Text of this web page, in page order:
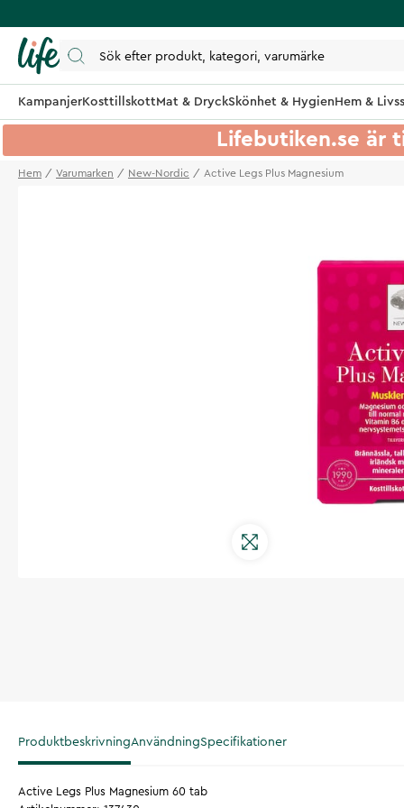
KampanjerKosttillskottMat & DryckSkönhet & HygienHem &
Lifebutiken.se är
Hem Varumarken New-Nordic Active Legs Plus Magnesium
ProduktbeskrivningAnvändningSpecifikationer
Active Legs Plus Magnesium 60 tab